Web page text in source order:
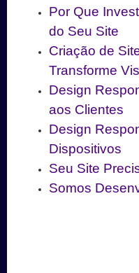
Por Que
do Seu Site
Criação de
Transforme
Design
aos Clientes
Design
Dispositivos
Seu Site
Somos